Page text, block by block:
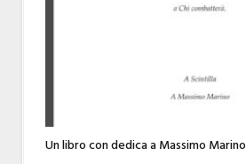
Un libro con dedica a Massimo Marino